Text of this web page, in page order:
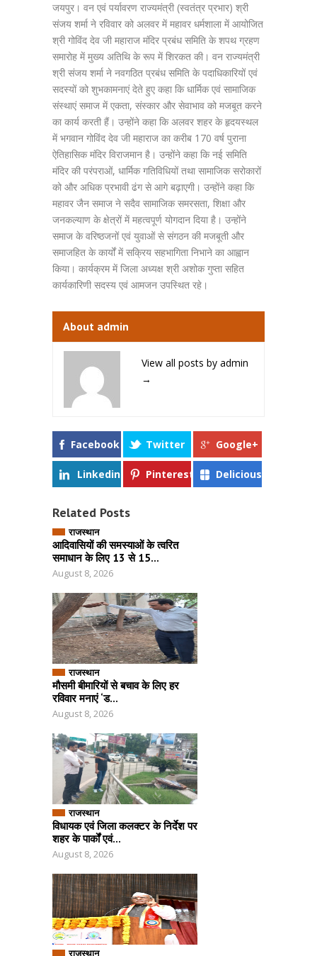
जयपुर। वन एवं पर्यावरण राज्यमंत्री (स्वतंत्र प्रभार) श्री
संजय शर्मा ने रविवार को अलवर में महावर धर्मशाला में आयोजित
श्री गोविंद देव जी महाराज मंदिर प्रबंध समिति के शपथ ग्रहण
समारोह में मुख्य अतिथि के रूप में शिरकत की। वन राज्यमंत्री
श्री संजय शर्मा ने नवगठित प्रबंध समिति के पदाधिकारियों एवं
सदस्यों को शुभकामनाएं देते हुए कहा कि धार्मिक एवं सामाजिक
संस्थाएं समाज में एकता, संस्कार और सेवाभाव को मजबूत करने
का कार्य करती हैं। उन्होंने कहा कि अलवर शहर के हृदयस्थल
में भगवान गोविंद देव जी महाराज का करीब 170 वर्ष पुराना
ऐतिहासिक मंदिर विराजमान है। उन्होंने कहा कि नई समिति
मंदिर की परंपराओं, धार्मिक गतिविधियों तथा सामाजिक सरोकारों
को और अधिक प्रभावी ढंग से आगे बढ़ाएगी। उन्होंने कहा कि
महावर जैन समाज ने सदैव सामाजिक समरसता, शिक्षा और
जनकल्याण के क्षेत्रों में महत्वपूर्ण योगदान दिया है। उन्होंने
समाज के वरिष्ठजनों एवं युवाओं से संगठन की मजबूती और
समाजहित के कार्यों में सक्रिय सहभागिता निभाने का आह्वान
किया। कार्यक्रम में जिला अध्यक्ष श्री अशोक गुप्ता सहित
कार्यकारिणी सदस्य एवं आमजन उपस्थित रहे।
About admin
View all posts by admin
→
Facebook Twitter Google+
Linkedin Pinterest Delicious
Related Posts
राजस्थान
आदिवासियों की समस्याओं के त्वरित
समाधान के लिए 13 से 15...
August 8, 2026
राजस्थान
मौसमी बीमारियों से बचाव के लिए हर
रविवार मनाएं ‘ड...
August 8, 2026
राजस्थान
विधायक एवं जिला कलक्टर के निर्देश पर
शहर के पार्कों एवं...
August 8, 2026
राजस्थान